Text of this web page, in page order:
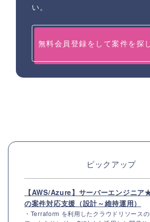
い。
無料会員登録をして案件を探
ピックアップ
【AWS/Azure】サーバーエンジニア
の案件対応支援（設計～維持運用）
・Terraform を利用したクラウドリソース